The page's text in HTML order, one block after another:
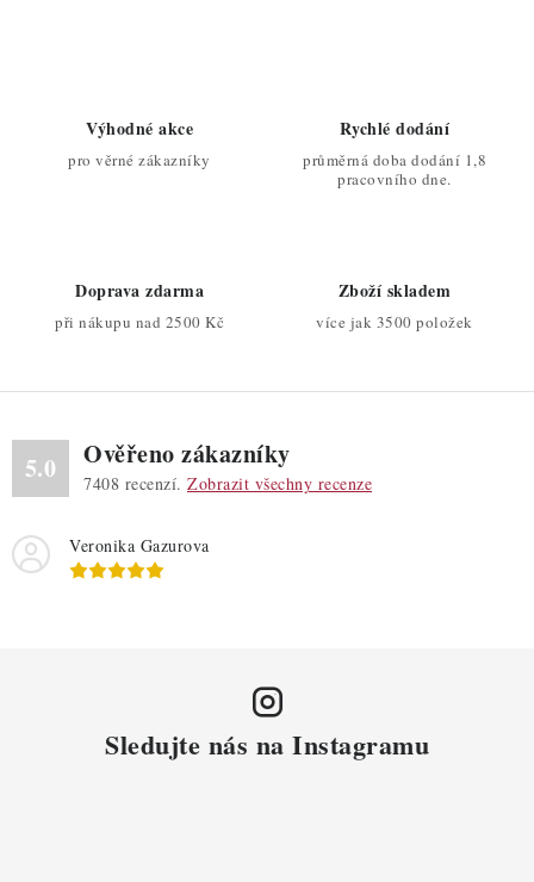
u
Výhodné akce
pro věrné zákazníky
Rychlé dodání
průměrná doba dodání 1,8
pracovního dne.
Doprava zdarma
při nákupu nad 2500 Kč
Zboží skladem
více jak 3500 položek
5.0 Ověřeno zákazníky
7408 recenzí. Zobrazit všechny recenze
Veronika Gazurova
Sledujte nás na Instagramu